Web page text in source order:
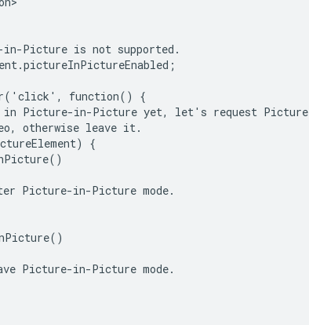
Picture is not supported.
function() {
Picture-in-Picture yet, let's request Picture
otherwise leave it.
{
Picture-in-Picture mode.
Picture-in-Picture mode.